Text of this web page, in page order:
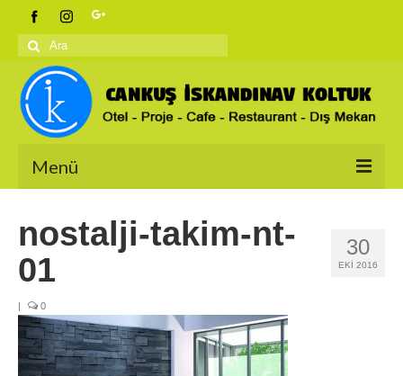
Şunu
ara:
Menü
Berjerler
Salon Takımları
30
EKI 2016
nostalji-takim-nt-
01
| 0